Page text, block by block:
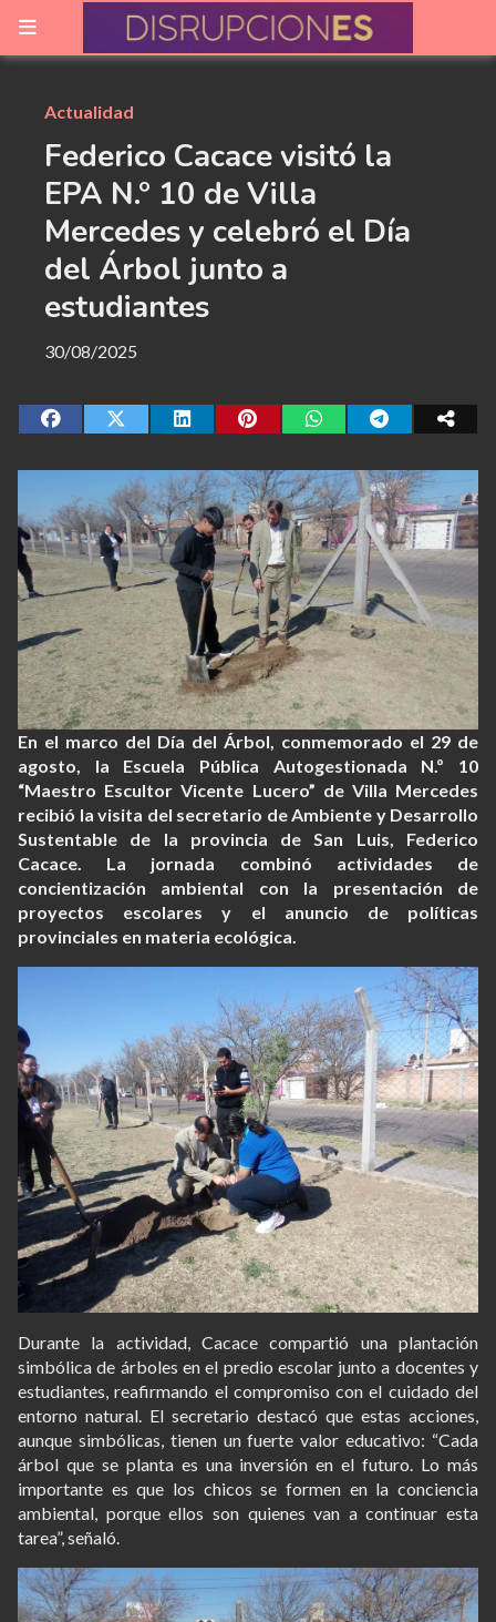
Federico Cacace visitó la
EPA N.º 10 de Villa
Mercedes y celebró el Día
del Árbol junto a
estudiantes
Actualidad
30/08/2025
En el marco del Día del Árbol, conmemorado el 29 de
agosto, la Escuela Pública Autogestionada N.º 10
“Maestro Escultor Vicente Lucero” de Villa Mercedes
recibió la visita del secretario de Ambiente y Desarrollo
Sustentable de la provincia de San Luis, Federico
Cacace. La jornada combinó actividades de
concientización ambiental con la presentación de
proyectos escolares y el anuncio de políticas
provinciales en materia ecológica.
Durante la actividad, Cacace compartió una plantación
simbólica de árboles en el predio escolar junto a docentes y
estudiantes, reafirmando el compromiso con el cuidado del
entorno natural. El secretario destacó que estas acciones,
aunque simbólicas, tienen un fuerte valor educativo: “Cada
árbol que se planta es una inversión en el futuro. Lo más
importante es que los chicos se formen en la conciencia
ambiental, porque ellos son quienes van a continuar esta
tarea”, señaló.